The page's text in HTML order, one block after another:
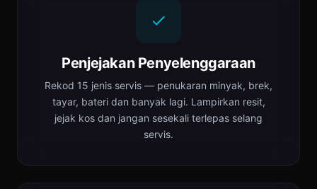
Penjejakan Penyelenggaraan
Rekod 15 jenis servis — penukaran minyak, brek,
tayar, bateri dan banyak lagi. Lampirkan resit,
jejak kos dan jangan sesekali terlepas selang
servis.